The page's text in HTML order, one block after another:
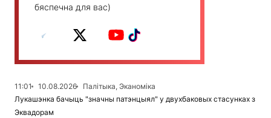
бяспечна для вас)
11:01 10.08.2026
Палітыка, Эканоміка
Лукашэнка бачыць "значны патэнцыял" у двухбаковых стасунках з
Эквадорам